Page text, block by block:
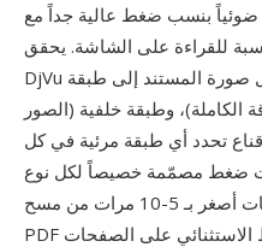
بنسب ضغط عالية جداً مع
للقراءة على الشاشة. يحقق
DjVu ذلك من خلال نهج الطبقات: تُفصل صورة المستند إلى طبقة
الكاملة)، وطبقة خلفية (الصور
تحدد أي طبقة مرئية في كل
ضغط مصمّمة خصيصاً لكل نوع
طبقة، ينتج عادةً ملفات أصغر بـ 5-10 مرات من مسح JPEG أو
PDF المكافئ. من أبرز مزاياه الضغط الاستثنائي على الصفحات